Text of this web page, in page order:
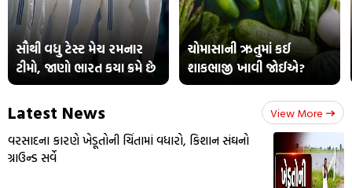
સૌથી વધુ ટેસ્ટ મેચ રમનાર
ટીમો, જાણો ભારત કયા ક્રમે છે
ચોમાસાની ઋતુમાં કઈ
શાકભાજી ખાવી જોઈએ?
Latest News View More
વરસાદના કારણે ખેડૂતોની ચિંતામાં વધારો, કિશાન સંઘનો
ગ્રાઉન્ડ સર્વે